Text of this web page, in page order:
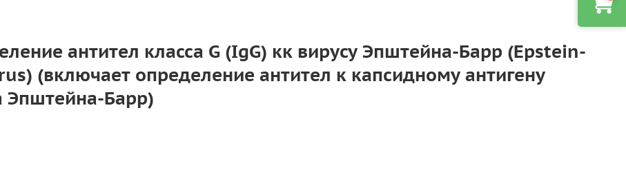
антител класса G (IgG) кк вирусу Эпштейна-Барр (Epstein-
(включает определение антител к капсидному антигену
Эпштейна-Барр)